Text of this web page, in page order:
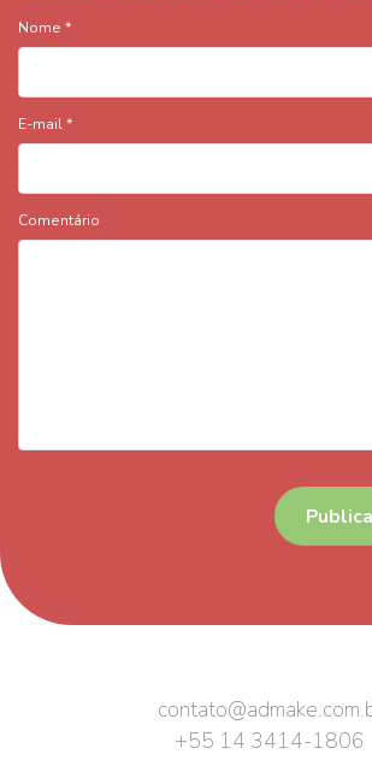
Nome *
E-mail*
Comentário
+55 14 3414-1806